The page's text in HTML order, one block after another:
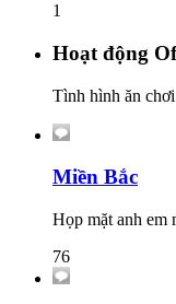
1
Hoạt động
Tình hình ăn
Miền Bắc
Họp mặt anh em
76